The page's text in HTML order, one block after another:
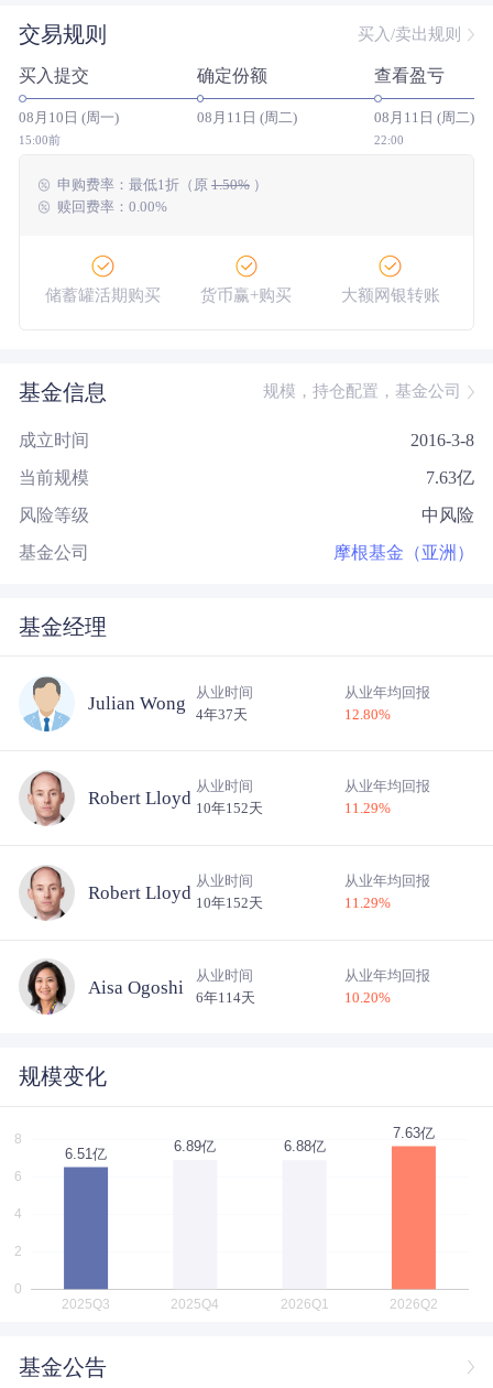
近三年 20/36
近五年 10.78% 24.77% 24/35
今年以来 13/43
成立以来 185.60%
交易规则 买入/卖出规则
买入提交
08月10日 (周一)
15:00前
确定份额
08月11日 (周二)
查看盈亏
08月11日 (周二)
22:00
申购费率： 最低1折（原 1.50%）
赎回费率：0.00%
储蓄罐活期购买 货币赢+购买 大额网银转账
基金信息 规模，持仓配置，基金公司
成立时间 2016-3-8
当前规模 7.63亿
风险等级 中风险
基金公司 摩根基金（亚洲）
基金经理
Julian Wong
从业时间
4年37天
从业年均回报
12.80%
Robert Lloyd
从业时间
10年152天
从业年均回报
11.29%
Robert Lloyd
从业时间
10年152天
从业年均回报
11.29%
Aisa Ogoshi
从业时间
6年114天
从业年均回报
10.20%
规模变化
基金公告